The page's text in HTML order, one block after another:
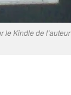
le Kindle de l’auteur